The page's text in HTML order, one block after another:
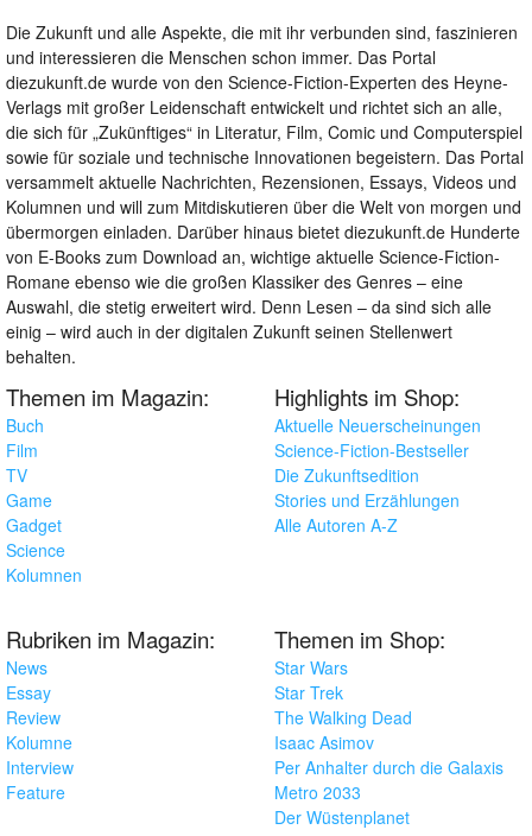
Die Zukunft und alle Aspekte, die mit ihr verbunden sind, faszinieren
und interessieren die Menschen schon immer. Das Portal
diezukunft.de wurde von den Science-Fiction-Experten des Heyne-
Verlags mit großer Leidenschaft entwickelt und richtet sich an alle,
die sich für „Zukünftiges“ in Literatur, Film, Comic und Computerspiel
sowie für soziale und technische Innovationen begeistern. Das Portal
versammelt aktuelle Nachrichten, Rezensionen, Essays, Videos und
Kolumnen und will zum Mitdiskutieren über die Welt von morgen und
übermorgen einladen. Darüber hinaus bietet diezukunft.de Hunderte
von E-Books zum Download an, wichtige aktuelle Science-Fiction-
Romane ebenso wie die großen Klassiker des Genres – eine
Auswahl, die stetig erweitert wird. Denn Lesen – da sind sich alle
einig – wird auch in der digitalen Zukunft seinen Stellenwert
behalten.
Themen im Magazin:
Buch
Film
TV
Game
Gadget
Science
Kolumnen
Highlights im Shop:
Aktuelle Neuerscheinungen
Science-Fiction-Bestseller
Die Zukunftsedition
Stories und Erzählungen
Alle Autoren A-Z
Rubriken im Magazin:
News
Essay
Review
Kolumne
Interview
Feature
Themen im Shop:
Star Wars
Star Trek
The Walking Dead
Isaac Asimov
Per Anhalter durch die Galaxis
Metro 2033
Der Wüstenplanet